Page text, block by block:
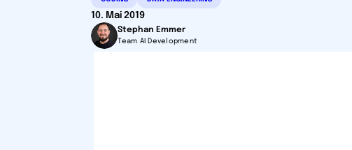
10. Mai 2019
Stephan Emmer
Team AI Development